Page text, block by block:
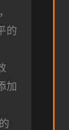
的
加